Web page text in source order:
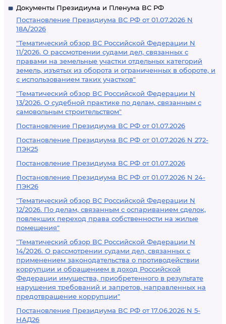
Документы Президиума и Пленума ВС РФ
Постановление Президиума ВС РФ от 01.07.2026 N
18А/2026
"Тематический обзор ВС Российской Федерации N
11/2026. О рассмотрении судами дел, связанных с
правами на земельные участки отдельных категорий
земель, изъятых из оборота и ограниченных в обороте, и
с использованием таких участков"
"Тематический обзор ВС Российской Федерации N
13/2026. О судебной практике по делам, связанным с
самовольным строительством"
Постановление Президиума ВС РФ от 01.07.2026
Постановление Президиума ВС РФ от 01.07.2026 N 272-
ПЭК25
Постановление Президиума ВС РФ от 01.07.2026
Постановление Президиума ВС РФ от 01.07.2026 N 24-
ПЭК26
"Тематический обзор ВС Российской Федерации N
12/2026. По делам, связанным с оспариванием сделок,
повлекших переход права собственности на жилые
помещения"
"Тематический обзор ВС Российской Федерации N
14/2026. О рассмотрении судами дел, связанных с
применением законодательства о противодействии
коррупции и обращением в доход Российской
Федерации имущества, приобретенного в результате
нарушения требований и запретов, направленных на
предотвращение коррупции"
Постановление Президиума ВС РФ от 17.06.2026 N 5-
НАД26